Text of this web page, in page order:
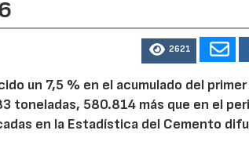
2621
un 7,5 % en el acumulado del
toneladas, 580.814 más que en el
en la Estadística del Cemento